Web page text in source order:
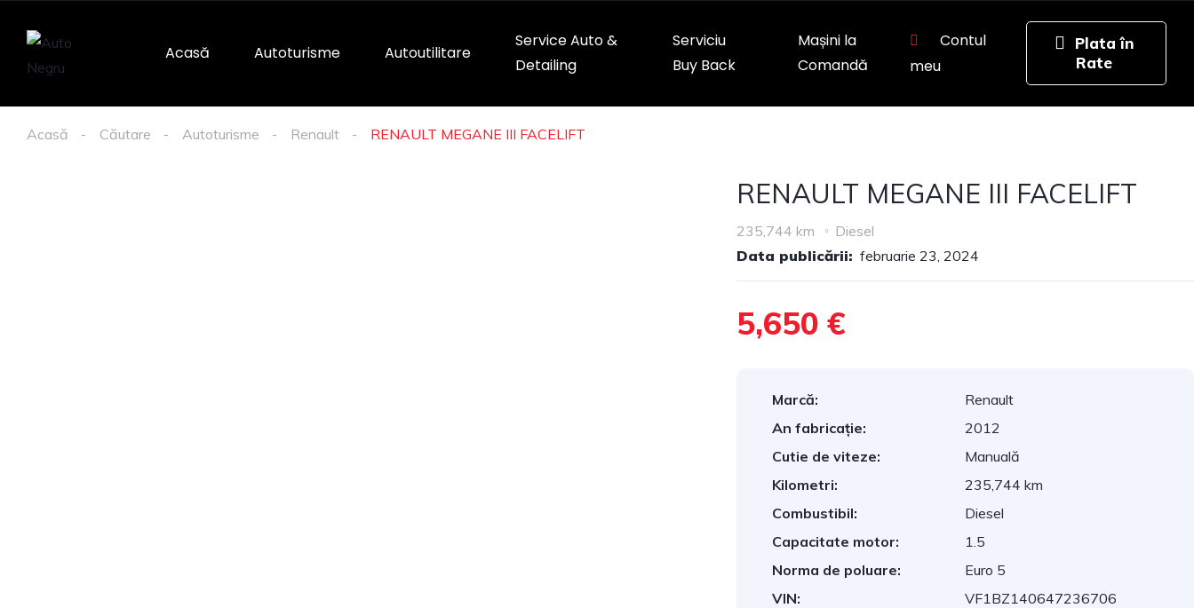
Acasă Autoturisme Autoutilitare
Service Auto &
Detailing
Serviciu
Buy Back
Mașini la
Comandă
Contul
meu
Acasă Căutare Autoturisme Renault RENAULT MEGANE III FACELIFT
RENAULT MEGANE III FACELIFT
235,744 km
Diesel
Data publicării: februarie 23, 2024
5,650 €
Marcă:
Renault
An fabricație:
2012
Cutie de viteze:
Manuală
Kilometri:
235,744 km
Combustibil:
Diesel
Capacitate motor:
1.5
Norma de poluare:
Euro 5
VIN:
VF1BZ140647236706